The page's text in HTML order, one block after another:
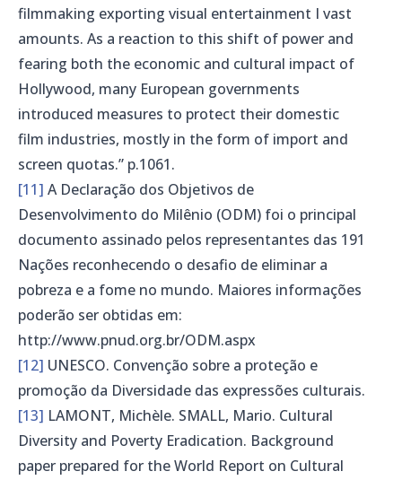
filmmaking exporting visual entertainment I vast
amounts. As a reaction to this shift of power and
fearing both the economic and cultural impact of
Hollywood, many European governments
introduced measures to protect their domestic
film industries, mostly in the form of import and
screen quotas.” p.1061.
[11] A Declaração dos Objetivos de
Desenvolvimento do Milênio (ODM) foi o principal
documento assinado pelos representantes das 191
Nações reconhecendo o desafio de eliminar a
pobreza e a fome no mundo. Maiores informações
poderão ser obtidas em:
http://www.pnud.org.br/ODM.aspx
[12] UNESCO. Convenção sobre a proteção e
promoção da Diversidade das expressões culturais.
[13] LAMONT, Michèle. SMALL, Mario. Cultural
Diversity and Poverty Eradication. Background
paper prepared for the World Report on Cultural